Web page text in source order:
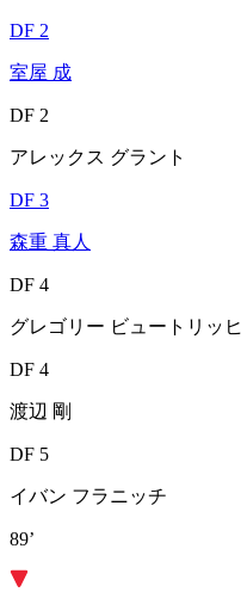
DF 2
室屋 成
DF 2
アレックス グラント
DF 3
森重 真人
DF 4
グレゴリー ビュートリッヒ
DF 4
渡辺 剛
DF 5
イバン フラニッチ
89’